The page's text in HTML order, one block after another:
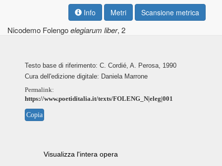
Info Metri Scansione metrica
Nicodemo Folengoelegiarum liber, 2
Testo base di riferimento: C. Cordié, A. Perosa, 1990
Cura dell'edizione digitale: Daniela Marrone
Permalink:
https://www.poetiditalia.it/texts/FOLENG_N|eleg|001
Copia
Visualizza l'intera opera